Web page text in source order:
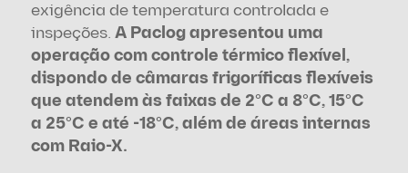
exigência de temperatura controlada e
inspeções. A Paclog apresentou uma
operação com controle térmico flexível,
dispondo de câmaras frigoríficas flexíveis
que atendem às faixas de 2°C a 8°C, 15°C
a 25°C e até -18°C, além de áreas internas
com Raio-X.